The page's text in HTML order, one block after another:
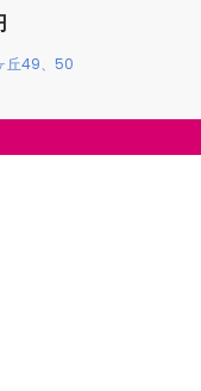
丘49、50